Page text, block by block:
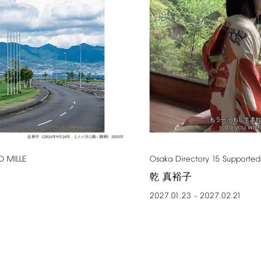
MILLE Osaka Directory 15 Supported
乾 真裕子
2027.01.23 – 2027.02.21